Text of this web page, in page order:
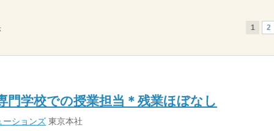
1 2
門学校での授業担当＊残業ほぼなし
ーションズ 東京本社